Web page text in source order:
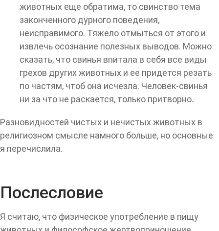
животных еще обратима, то свинство тема
законченного дурного поведения,
неисправимого. Тяжело отмыться от этого и
извлечь осознание полезных выводов. Можно
сказать, что свинья впитала в себя все виды
грехов других животных и ее придется резать
по частям, чтоб она исчезла. Человек-свинья
ни за что не раскается, только притворно.
Разновидностей чистых и нечистых животных в
религиозном смысле намного больше, но основные
я перечислила.
Послесловие
Я считаю, что физическое употребление в пищу